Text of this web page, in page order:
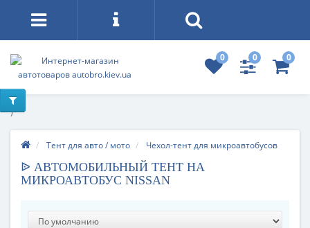
0 0 0
)
Тент для авто / мото Чехол-тент для микроавтобусов
ᐉ АВТОМОБИЛЬНЫЙ ТЕНТ НА
МИКРОАВТОБУС NISSAN